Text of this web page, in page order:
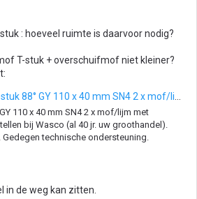
: hoeveel ruimte is daarvoor nodig?
T-stuk + overschuifmof niet kleiner?
110 x 40 mm SN4 2 x mof/lijm met manchet grijs - Wasco
110 x 40 mm SN4 2 x mof/lijm met
bij Wasco (al 40 jr. uw groothandel).
technische ondersteuning.
in de weg kan zitten.